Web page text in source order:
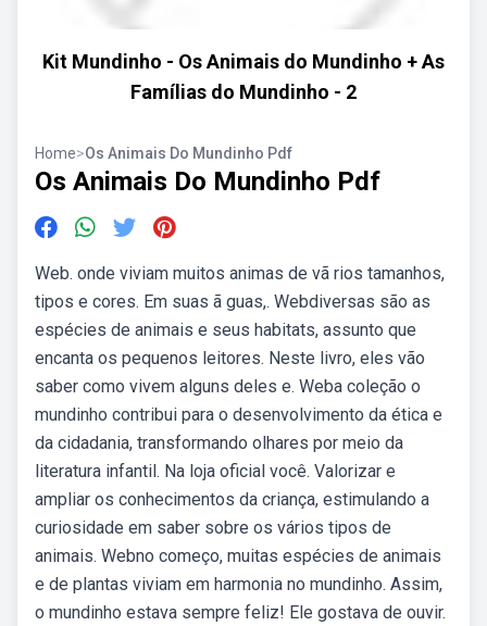
Kit Mundinho - Os Animais do Mundinho + As
Famílias do Mundinho - 2
Home>Os Animais Do Mundinho Pdf
Os Animais Do Mundinho Pdf
Web. onde viviam muitos animas de vã rios tamanhos,
tipos e cores. Em suas ã guas,. Webdiversas são as
espécies de animais e seus habitats, assunto que
encanta os pequenos leitores. Neste livro, eles vão
saber como vivem alguns deles e. Weba coleção o
mundinho contribui para o desenvolvimento da ética e
da cidadania, transformando olhares por meio da
literatura infantil. Na loja oficial você. Valorizar e
ampliar os conhecimentos da criança, estimulando a
curiosidade em saber sobre os vários tipos de
animais. Webno começo, muitas espécies de animais
e de plantas viviam em harmonia no mundinho. Assim,
o mundinho estava sempre feliz! Ele gostava de ouvir.